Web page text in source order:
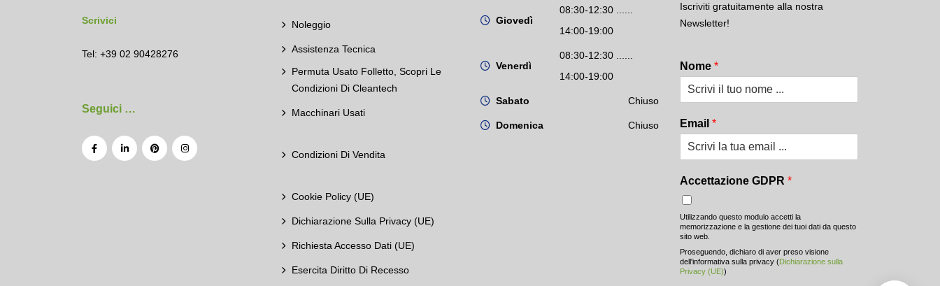
Scrivici
Tel: +39 02 90428276
Seguici …
Noleggio
Assistenza Tecnica
Permuta Usato Folletto, Scopri Le
Condizioni Di Cleantech
Macchinari Usati
Condizioni Di Vendita
Cookie Policy (UE)
Dichiarazione Sulla Privacy (UE)
Richiesta Accesso Dati (UE)
Esercita Diritto Di Recesso
Giovedì
08:30-12:30 ......
14:00-19:00
Venerdì
08:30-12:30 ......
14:00-19:00
Sabato Chiuso
Domenica Chiuso
Iscriviti gratuitamente alla nostra
Newsletter!
Nome *
Email *
Accettazione GDPR *
Utilizzando questo modulo accetti la
memorizzazione e la gestione dei tuoi dati da questo
sito web.
Proseguendo, dichiaro di aver preso visione
dell'informativa sulla privacy (Dichiarazione sulla
Privacy (UE))